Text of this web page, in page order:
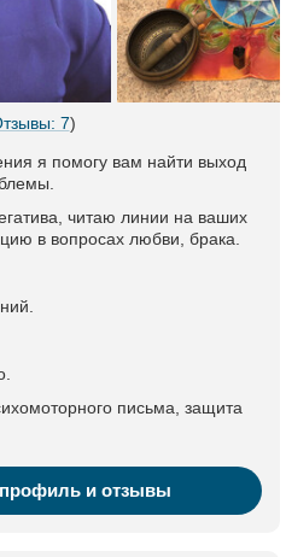
7)
я помогу вам найти выход
читаю линии на ваших
в вопросах любви, брака.
письма, защита
и отзывы